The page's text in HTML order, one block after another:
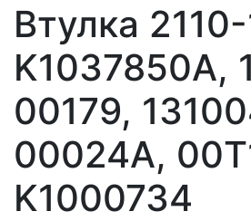
Втулка
K1037850A,
00179,
00024A,
K1000734